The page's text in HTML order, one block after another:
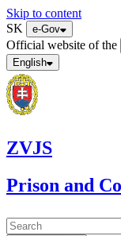
Skip to content
SK
e-Gov
Official website of the
English
ZVJS
Prison and